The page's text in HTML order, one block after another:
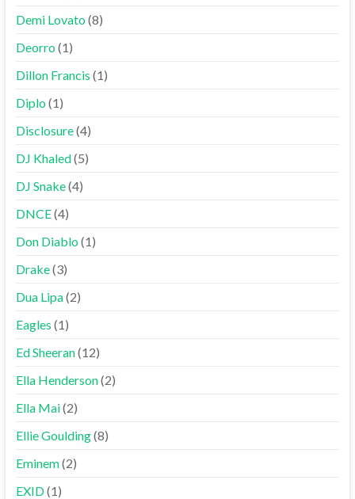
Demi Lovato(8)
Deorro(1)
Dillon Francis (1)
Diplo(1)
Disclosure(4)
DJ Khaled(5)
DJ Snake(4)
DNCE(4)
Don Diablo(1)
Drake(3)
Dua Lipa(2)
Eagles (1)
Ed Sheeran(12)
Ella Henderson(2)
Ella Mai(2)
Ellie Goulding(8)
Eminem(2)
EXID(1)